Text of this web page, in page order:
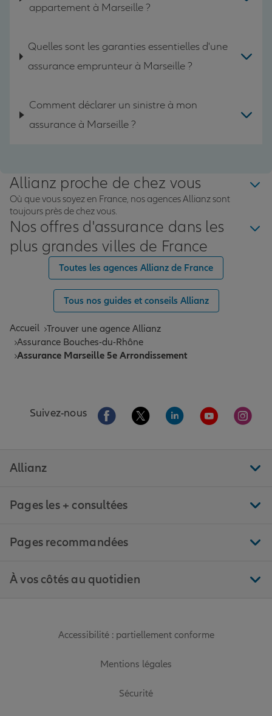
appartement à Marseille ?
Quelles sont les garanties essentielles d'une
assurance emprunteur à Marseille ?
Comment déclarer un sinistre à mon
assurance à Marseille ?
Allianz proche de chez vous
Où que vous soyez en France, nos agences Allianz sont
toujours près de chez vous.
Nos offres d'assurance dans les
plus grandes villes de France
Toutes les agences Allianz de France
Tous nos guides et conseils Allianz
Accueil Trouver une agence Allianz
Assurance Bouches-du-Rhône
Assurance Marseille 5e Arrondissement
Suivez-nous Aller sur la page Facebook de Allianz
Aller sur la page Twitter de
Aller sur la page
Aller sur la
Aller
Allianz
Pages les + consultées
Pages recommandées
À vos côtés au quotidien
Accessibilité : partiellement conforme
Mentions légales
Sécurité